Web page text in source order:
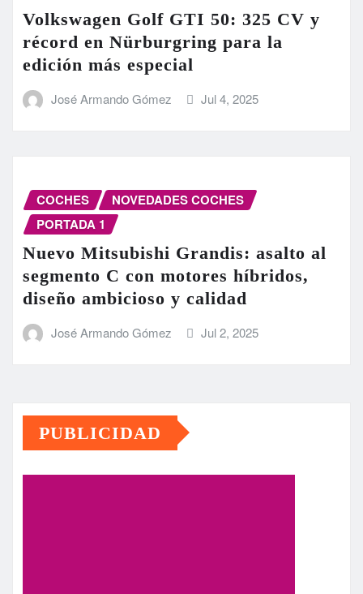
Volkswagen Golf GTI 50: 325 CV y
récord en Nürburgring para la
edición más especial
José Armando Gómez Jul 4, 2025
COCHES
NOVEDADES COCHES
PORTADA 1
Nuevo Mitsubishi Grandis: asalto al
segmento C con motores híbridos,
diseño ambicioso y calidad
José Armando Gómez Jul 2, 2025
PUBLICIDAD